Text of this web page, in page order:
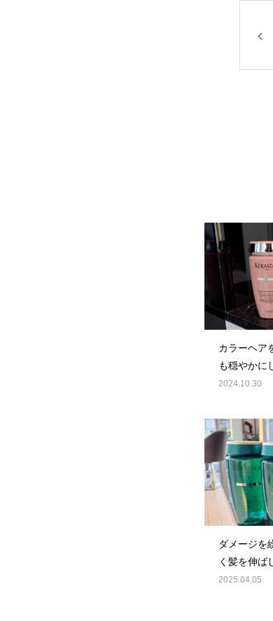
カラーヘア
も穏やかに
ー◎
2024.10.30
ダメージを
く髪を伸ば
のシャンプ
2025.04.05